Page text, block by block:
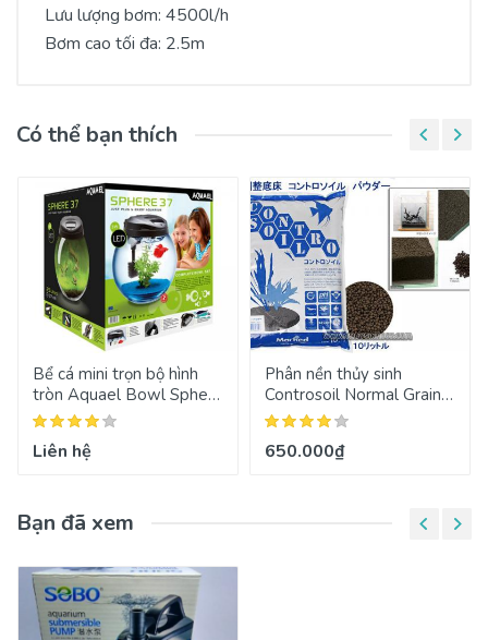
Lưu lượng bơm: 4500l/h
Bơm cao tối đa: 2.5m
Có thể bạn thích
Bể cá mini trọn bộ hình
tròn Aquael Bowl Sphere
Aquarium
Liên hệ
Phân nền thủy sinh
Controsoil Normal Grain
Black 3mm
650.000₫
Bạn đã xem